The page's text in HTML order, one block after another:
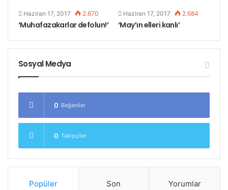
anma töreni sınıf katliamı
Haziran 17, 2017 2.670
‘Muhafazakarlar defolun!’
Haziran 17, 2017 2.684
‘May’ın elleri kanlı’
Sosyal Medya
0 Beğeniler
0 Takipçiler
Popüler Son Yorumlar